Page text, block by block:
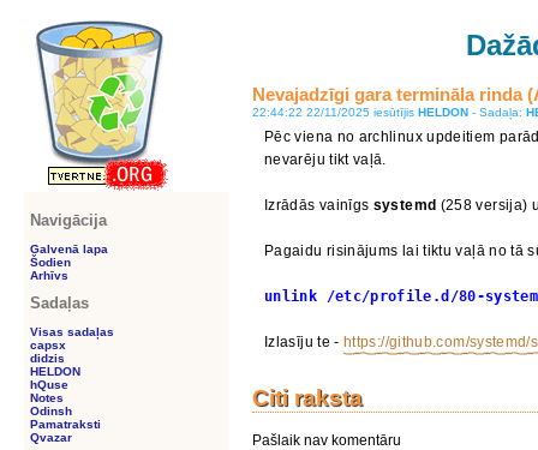
Nevajadzīgi gara termināla rinda
22:44:22 22/11/2025 iesūtījis HELDON - Sadaļa:
Pēc viena no archlinux updeitiem
nevarēju tikt vaļā.
Izrādās vainīgs systemd (258 versija)
Pagaidu risinājums lai tiktu vaļā no tā
unlink /etc/profile.d/80-
Izlasīju te - https://github.com/systemd/
Citi raksta
Pašlaik nav komentāru
Navigācija
Galvenā lapa
Šodien
Arhīvs
Sadaļas
Visas sadaļas
capsx
didzis
HELDON
hQuse
Notes
Odinsh
Pamatraksti
Qvazar